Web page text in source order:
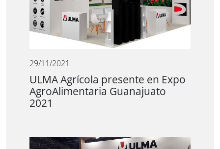
29/11/2021
ULMA Agrícola presente en Expo
AgroAlimentaria Guanajuato
2021